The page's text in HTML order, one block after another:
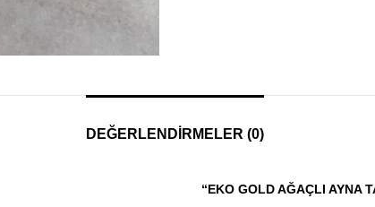
DEĞERLENDIRMELER (0)
“EKO GOLD AĞAÇLI AYNA